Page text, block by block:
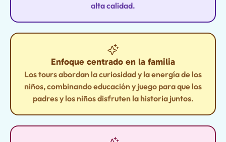
alta calidad.
Enfoque centrado en la familia
Los tours abordan la curiosidad y la energía de los
niños, combinando educación y juego para que los
padres y los niños disfruten la historia juntos.